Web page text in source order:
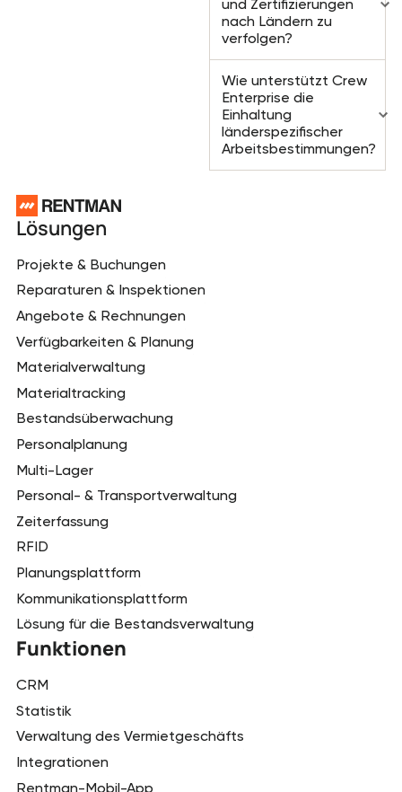
und Zertifizierungen
nach Ländern zu
verfolgen?
Wie unterstützt Crew
Enterprise die
Einhaltung
länderspezifischer
Arbeitsbestimmungen?
Lösungen
Projekte & Buchungen
Reparaturen & Inspektionen
Angebote & Rechnungen
Verfügbarkeiten & Planung
Materialverwaltung
Materialtracking
Bestandsüberwachung
Personalplanung
Multi-Lager
Personal- & Transportverwaltung
Zeiterfassung
RFID
Planungsplattform
Kommunikationsplattform
Lösung für die Bestandsverwaltung
Funktionen
CRM
Statistik
Verwaltung des Vermietgeschäfts
Integrationen
Rentman-Mobil-App